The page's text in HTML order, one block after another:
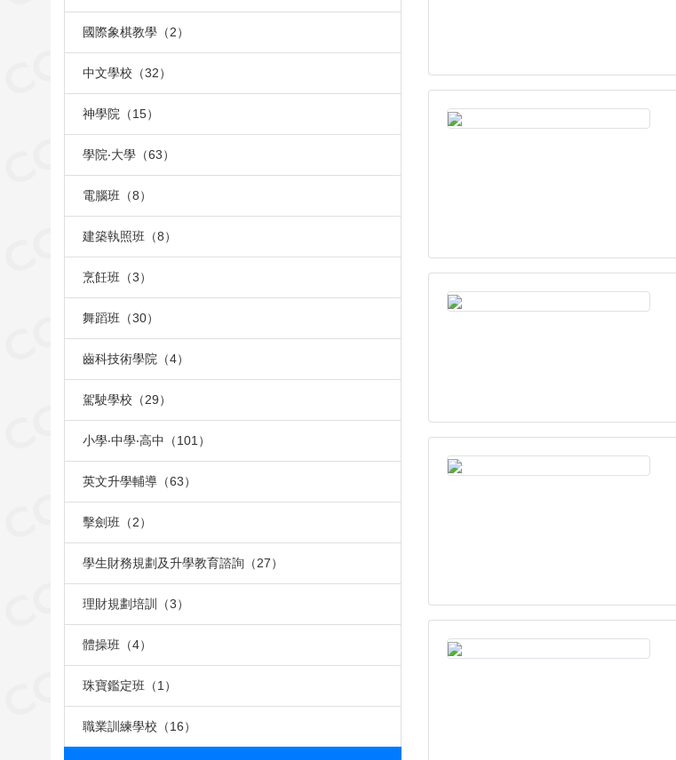
國際象棋教學（2）
中文學校（32）
神學院（15）
學院‧大學（63）
電腦班（8）
建築執照班（8）
烹飪班（3）
舞蹈班（30）
齒科技術學院（4）
駕駛學校（29）
小學‧中學‧高中（101）
英文升學輔導（63）
擊劍班（2）
學生財務規劃及升學教育諮詢（27）
理財規劃培訓（3）
體操班（4）
珠寶鑑定班（1）
職業訓練學校（16）